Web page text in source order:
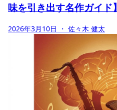
味を引き出す名作ガイド】
2026年3月10日 ・ 佐々木 健太